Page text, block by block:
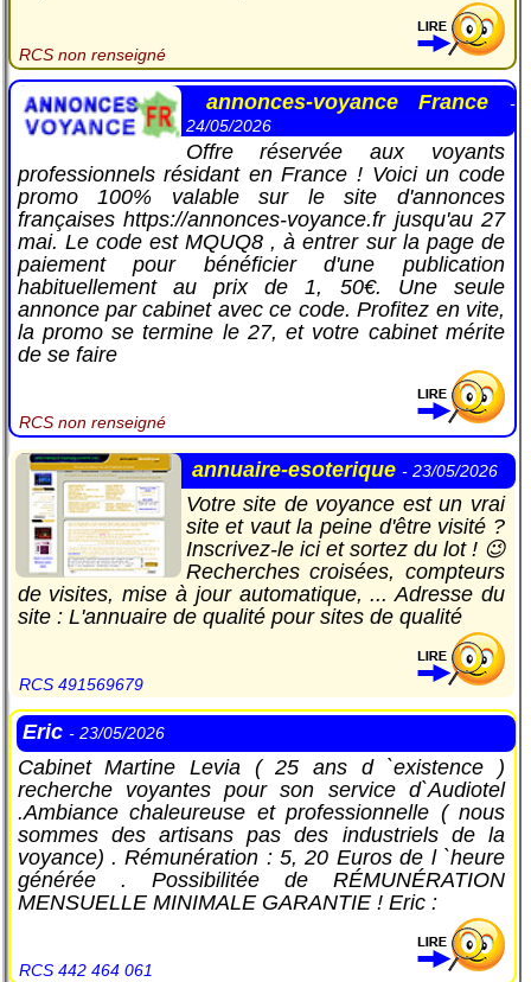
RCS non renseigné
annonces-voyance France
-
24/05/2026
Offre réservée aux voyants
professionnels résidant en France ! Voici un code
promo 100% valable sur le site d'annonces
françaises https://annonces-voyance.fr jusqu'au 27
mai. Le code est MQUQ8 , à entrer sur la page de
paiement pour bénéficier d'une publication
habituellement au prix de 1, 50€. Une seule
annonce par cabinet avec ce code. Profitez en vite,
la promo se termine le 27, et votre cabinet mérite
de se faire
RCS non renseigné
annuaire-esoterique - 23/05/2026
Votre site de voyance est un vrai
site et vaut la peine d'être visité ?
Inscrivez-le ici et sortez du lot ! 😉
Recherches croisées, compteurs
de visites, mise à jour automatique, ... Adresse du
site : L'annuaire de qualité pour sites de qualité
RCS 491569679
Eric - 23/05/2026
Cabinet Martine Levia ( 25 ans d `existence )
recherche voyantes pour son service d`Audiotel
.Ambiance chaleureuse et professionnelle ( nous
sommes des artisans pas des industriels de la
voyance) . Rémunération : 5, 20 Euros de l `heure
générée . Possibilitée de RÉMUNÉRATION
MENSUELLE MINIMALE GARANTIE ! Eric :
RCS 442 464 061